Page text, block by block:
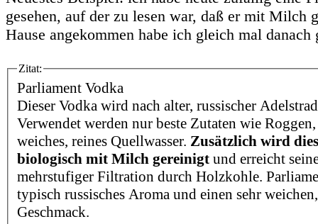
gesehen, auf der zu lesen war, daß er mit Milch
Hause angekommen habe ich gleich mal danach
Zitat:
Parliament Vodka
Dieser Vodka wird nach alter, russischer
Verwendet werden nur beste Zutaten wie
weiches, reines Quellwasser. Zusätzlich wird
biologisch mit Milch gereinigt und erreicht
mehrstufiger Filtration durch Holzkohle.
typisch russisches Aroma und einen sehr
Geschmack.